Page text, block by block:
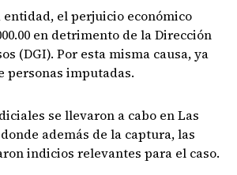
entidad, el perjuicio económico
en detrimento de la Dirección
(DGI). Por esta misma causa, ya
personas imputadas.
se llevaron a cabo en Las
además de la captura, las
indicios relevantes para el caso.